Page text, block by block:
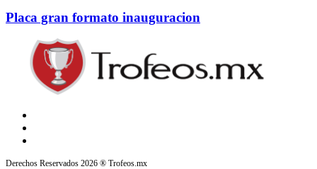
Placa gran formato inauguracion
Derechos Reservados 2026 ® Trofeos.mx